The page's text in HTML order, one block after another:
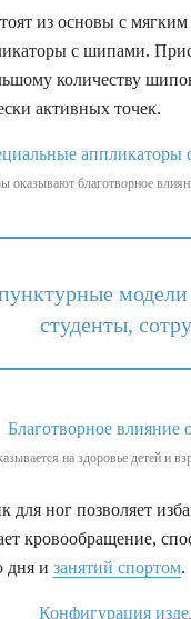
из основы с
с шипами.
количеству
активных точек.
оказывают благотворное
модели
студенты,
на здоровье детей и
для ног позволяет
кровообращение,
дня и занятий спортом.